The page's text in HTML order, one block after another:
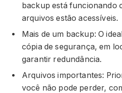
backup está funcionando
arquivos estão acessíveis.
Mais de um backup: O
cópia de segurança, em
garantir redundância.
Arquivos importantes:
você não pode perder,